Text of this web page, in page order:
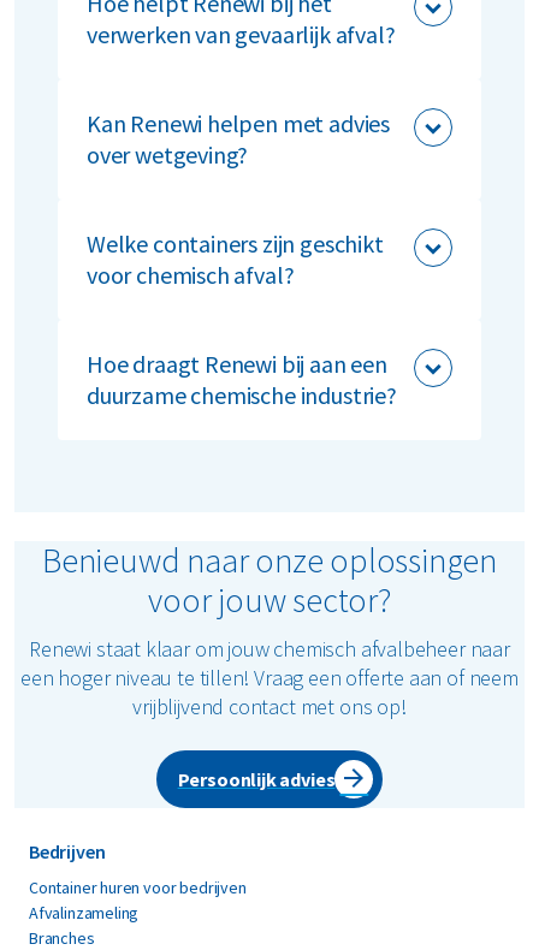
gevaarlijke stoffen in.
verwerken van gevaarlijk afval?
verwerking van gevaarlijk afval volgens
de geldende wet- en regelgeving.
Kan Renewi helpen met advies
over wetgeving?
compliance voor normen zoals BRZO en
ISO 14001.
Welke containers zijn geschikt
voor chemisch afval?
voor gevaarlijke stoffen en chemisch
afval.
Hoe draagt Renewi bij aan een
duurzame chemische industrie?
Benieuwd naar onze oplossingen
voor jouw sector?
Renewi staat klaar om jouw chemisch afvalbeheer naar
een hoger niveau te tillen! Vraag een offerte aan of neem
vrijblijvend contact met ons op!
Persoonlijk advies
Bedrijven
Container huren voor bedrijven
Afvalinzameling
Branches